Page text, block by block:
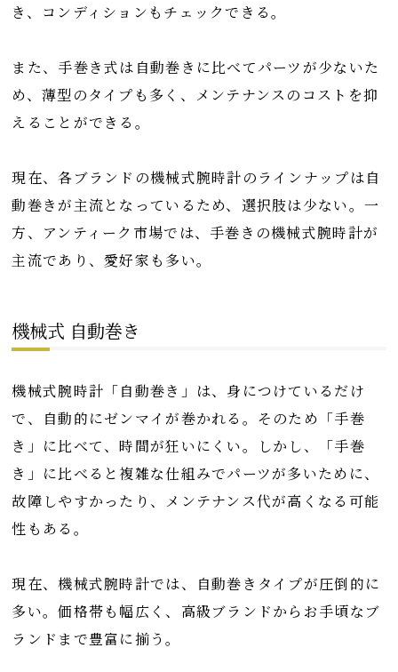
き、コンディションもチェックできる。
また、手巻き式は自動巻きに比べてパーツが少ないた
め、薄型のタイプも多く、メンテナンスのコストを抑
えることができる。
現在、各ブランドの機械式腕時計のラインナップは自
動巻きが主流となっているため、選択肢は少ない。一
方、アンティーク市場では、手巻きの機械式腕時計が
主流であり、愛好家も多い。
機械式 自動巻き
機械式腕時計「自動巻き」は、身につけているだけ
で、自動的にゼンマイが巻かれる。そのため「手巻
き」に比べて、時間が狂いにくい。しかし、「手巻
き」に比べると複雑な仕組みでパーツが多いために、
故障しやすかったり、メンテナンス代が高くなる可能
性もある。
現在、機械式腕時計では、自動巻きタイプが圧倒的に
多い。価格帯も幅広く、高級ブランドからお手頃なブ
ランドまで豊富に揃う。